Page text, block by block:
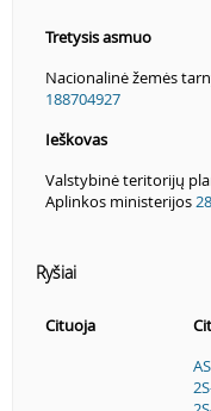
Tretysis asmuo
Nacionalinė žemės
188704927
Ieškovas
Valstybinė teritorijų
Aplinkos ministerijos
Ryšiai
Cituoja